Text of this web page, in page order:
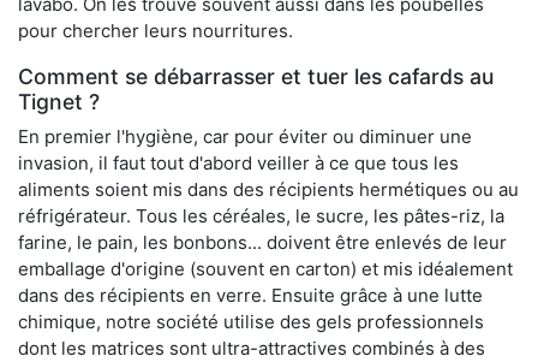
lavabo. On les trouve souvent aussi dans les poubelles
pour chercher leurs nourritures.
Comment se débarrasser et tuer les cafards au
Tignet ?
En premier l'hygiène, car pour éviter ou diminuer une
invasion, il faut tout d'abord veiller à ce que tous les
aliments soient mis dans des récipients hermétiques ou au
réfrigérateur. Tous les céréales, le sucre, les pâtes-riz, la
farine, le pain, les bonbons... doivent être enlevés de leur
emballage d'origine (souvent en carton) et mis idéalement
dans des récipients en verre. Ensuite grâce à une lutte
chimique, notre société utilise des gels professionnels
dont les matrices sont ultra-attractives combinés à des